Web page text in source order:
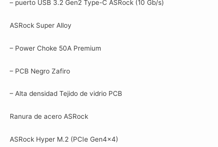
– puerto USB 3.2 Gen2 Type-C ASRock (10 Gb/s)
ASRock Super Alloy
– Power Choke 50A Premium
– PCB Negro Zafiro
– Alta densidad Tejido de vidrio PCB
Ranura de acero ASRock
ASRock Hyper M.2 (PCIe Gen4x4)